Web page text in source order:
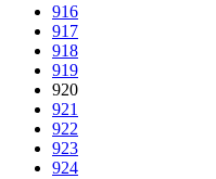
916
917
918
919
920
921
922
923
924